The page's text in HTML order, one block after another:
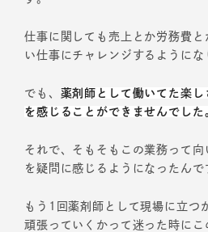
仕事に関しても売上とか労務費
い仕事にチャレンジするようにな
でも、 薬剤師として働いてた楽
を感じることができませんでした
それで、そもそもこの業務って向
を疑問に感じるようになったんで
もう1回薬剤師として現場に立つ
頑張っていくかって迷った時にこ